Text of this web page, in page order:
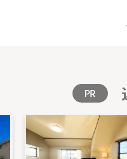
PR